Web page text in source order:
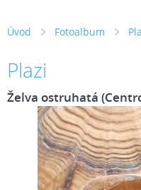
Úvod Fotoalbum
Plazi
Želva ostruhatá